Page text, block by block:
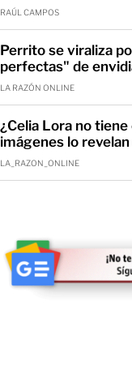
RAÚL CAMPOS
Perrito se viraliza
perfectas" de
LA RAZÓN ONLINE
¿Celia Lora no tiene
imágenes lo revelan
LA_RAZON_ONLINE